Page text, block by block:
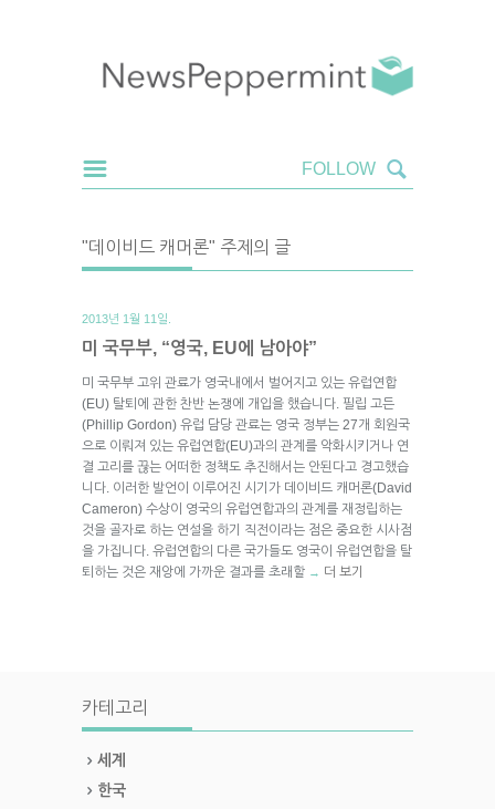
"데이비드 캐머론" 주제의 글
2013년 1월 11일.
미 국무부, “영국, EU에 남아야”
미 국무부 고위 관료가 영국내에서 벌어지고 있는 유럽연합
(EU) 탈퇴에 관한 찬반 논쟁에 개입을 했습니다. 필립 고든
(Phillip Gordon) 유럽 담당 관료는 영국 정부는 27개 회원국
으로 이뤄져 있는 유럽연합(EU)과의 관계를 악화시키거나 연
결 고리를 끊는 어떠한 정책도 추진해서는 안된다고 경고했습
니다. 이러한 발언이 이루어진 시기가 데이비드 캐머론(David
Cameron) 수상이 영국의 유럽연합과의 관계를 재정립하는
것을 골자로 하는 연설을 하기 직전이라는 점은 중요한 시사점
을 가집니다. 유럽연합의 다른 국가들도 영국이 유럽연합을 탈
퇴하는 것은 재앙에 가까운 결과를 초래할 → 더 보기
카테고리
세계
한국